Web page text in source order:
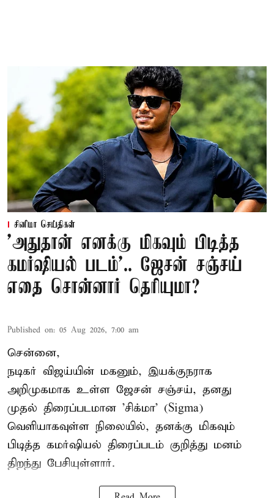
சினிமா செய்திகள்
'அதுதான் எனக்கு மிகவும் பிடித்த
கமர்ஷியல் படம்'.. ஜேசன் சஞ்சய்
எதை சொன்னார் தெரியுமா?
Published on: 05 Aug 2026, 7:00 am
சென்னை,
நடிகர் விஜய்யின் மகனும், இயக்குநராக
அறிமுகமாக உள்ள ஜேசன் சஞ்சய், தனது
முதல் திரைப்படமான 'சிக்மா' (Sigma)
வெளியாகவுள்ள நிலையில், தனக்கு மிகவும்
பிடித்த கமர்ஷியல் திரைப்படம் குறித்து மனம்
திறந்து பேசியுள்ளார்.